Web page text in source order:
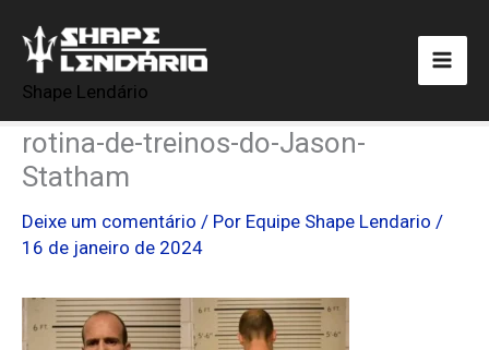
para
conteúdo
Shape Lendário
rotina-de-treinos-do-Jason-
Statham
Deixe um comentário / Por Equipe Shape Lendario /
16 de janeiro de 2024